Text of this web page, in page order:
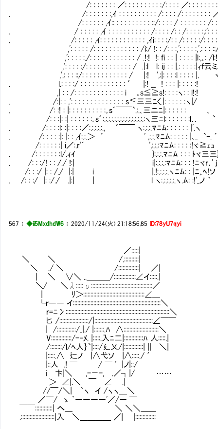
/: : : : : : : ／: : : : : : : : : :/: : : : ／: : : : : : : : :,:ｨ
. /: : : : : : :,ｲ : : : : : : : : : : /: : : : /: : : : : : : : ／: : : :
/: : : : : : ,ｲ:: : : : : : : : : : ::/: : : : / : : : : : : : /: : : : ,: :
. / : : : : : ,ｲ : : : : : : : : : : : /: : : : /: : /: : : : :,:': : : : ,, :
. /: : : : : ,ｲ: : : : : : : : : : : : ,ｲi: : : :/: : /: : : : :/: : : : /l:
,': : : : : /: : : : : : : : : : : : /i:/ !: : /: : :,': : : : :,'.: : : ::/-|: l.|:
,': : : : :./: : : : : : : : : : : : / .!:! !: fi : : | : : : : |l:,､: /l:! |:/
,': : : : :/: : : : : : : : : : : : / .|:l l: ij : : |.: : : : :|ｨf云ミ､
,'.: : : ::/: : : : : : : : : : : : / |:! ',:|: : : :l : : : : |. ヾ |!
. l.: : : :/ : : : : : : : : : : : : ′ |:! __ ! : : : |: : : : :!
,| : : /: : : : : : : : : : : : : i ｡s≦≧s!: : : :ヽ: : l!:! ,
. /:|: : ,': : : : : : : : : : : : : : s≦三三ﾆ〈.|: : : : : :
. /: :! : |: : : : : : : : : :｡s´￣￣`.:.､三ニﾆ|: : : : : :￤
/: : :|: :| : : : : : :｡s´:.:.:.:.:.:.:.:.:.:.:.:.:.:.:ヽ三ﾆl: : : : : :
. /: : : :l: :|: : : :／:.:.:.:.:., ´￣￣ ヽ:.:.:.ﾏﾆﾑ: : : : : : |'.ヽ
. /: : : : :|: |: : ,ｲ:.:.＞ ´ ' ,:.:.ﾏﾆﾑ: : : : : |､_ `ｰ. ´
/: : : : : :| i／:.r'´ ',:.:.:ﾏﾆﾑ: : : : :!ヾ≧ｪｭ .l:
. /: : : : : : :l/.ｨｲ }:.:.:.ﾏﾆﾑ : : : ﾄヾ三三} |:
. /: : :/! : : /./ !:| i|:.:.:.:ﾏﾆﾑ: : : !ﾆヾr､' j .|:
/: : :/ |: : /./ |:| i |.!:.:.:.:.ヽﾆﾑ: : |ﾆ,.ﾍ!ソ .l:
. /: : :/ |: :/./ .|:| | l ヽ:.:.:.:.:.ヽ.ﾑ: :!'_ノ `
567 ：◆ii5MxdhdW6 ：2020/11/24(火) 21:18:56.85 ID:78yU7qyi
／:::::|
＼ ＼ /.::::::::::|
＼ ./ ＼ /::::::::::::::| ／|
| ＼ ∨＼ ..＿＿＿/:::::::::::::::∠イ:::::.|
＼/ ＼λ:::::ν::::::::::::::::::::::::::::::::::::::::::／
| ﾘ＞::::::::::::::::::::::::::::::::::::::::::∠＿
└ｒ―― イ::::::::::::::::::::::::::::::::::::::::::::::::::::::::::::＼
ｒ=ﾆ冫:::::::::::::::::::::::::::::::::::::::::::::::::::::::::::::::::::::::＼
匕 /::::::::::::::::::::/|::::::::::::::::::::::::::::::::::::::::∠￣￣
| /:::::::::::::/_|./ |:::::::.ﾊ ∧::::::::::::::::::::::::＼
V::::::::::::::/-‐ﾒ. |:::::.入ﾆ二|:::::::::::::ﾊ 人:::::.|
/::::::::/l/ﾍ人｝`|::::/廴乂/|:::::::::::::| || ＼|
|:::::.∧ 辷ノ |∧弋ソ |∧:::::./ ′
|::人 .! ￣ / ￣ ' |ノ|::/
ｉ 卞|＼ ,-－-, .／┐|/ ……
＞ ∠|.＼ ￣ ∠ .|
//￣/＼| ｀ヽ イ /ヽヽ＿＼
／￣/ ゝ ｀――――'／/― ￣
￣￣::::::::::::| へ＿ ＼ ＼＼＿＿
.:::::::::::::::::::::::|入 ＼＿＿＿＿ ／| |::::::::::::::